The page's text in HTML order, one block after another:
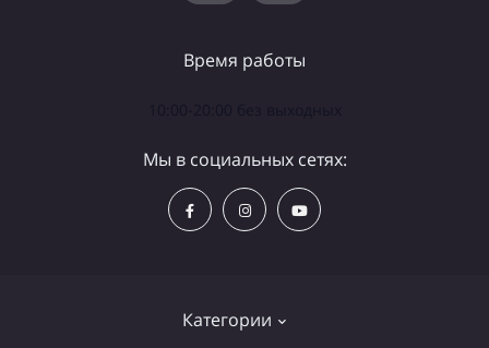
Категории
Время работы
Мы в социальных сетях: